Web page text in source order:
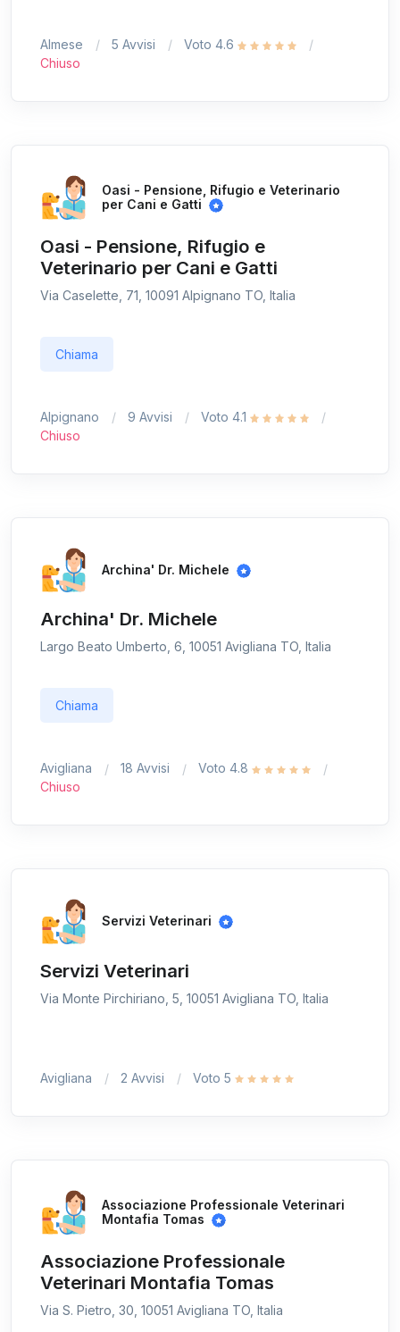
Almese 5 Avvisi
Voto 4.6
Chiuso
Oasi - Pensione, Rifugio e Veterinario
per Cani e Gatti
Oasi - Pensione, Rifugio e
Veterinario per Cani e Gatti
Via Caselette, 71, 10091 Alpignano TO, Italia
Chiama
Alpignano 9 Avvisi
Voto 4.1
Chiuso
Archina' Dr. Michele
Archina' Dr. Michele
Largo Beato Umberto, 6, 10051 Avigliana TO, Italia
Chiama
Avigliana 18 Avvisi
Voto 4.8
Chiuso
Servizi Veterinari
Servizi Veterinari
Via Monte Pirchiriano, 5, 10051 Avigliana TO, Italia
Avigliana 2 Avvisi Voto 5
Associazione Professionale Veterinari
Montafia Tomas
Associazione Professionale
Veterinari Montafia Tomas
Via S. Pietro, 30, 10051 Avigliana TO, Italia